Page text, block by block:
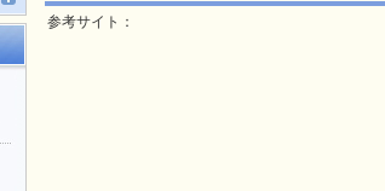
参考サイト：